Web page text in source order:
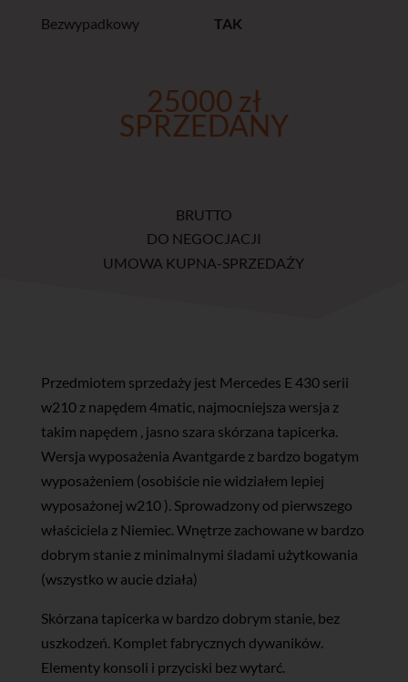
Bezwypadkowy
TAK
25000 zł
SPRZEDANY
BRUTTO
DO NEGOCJACJI
UMOWA KUPNA-SPRZEDAŻY
Przedmiotem sprzedaży jest Mercedes E 430 serii
w210 z napędem 4matic, najmocniejsza wersja z
takim napędem , jasno szara skórzana tapicerka.
Wersja wyposażenia Avantgarde z bardzo bogatym
wyposażeniem (osobiście nie widziałem lepiej
wyposażonej w210 ). Sprowadzony od pierwszego
właściciela z Niemiec. Wnętrze zachowane w bardzo
dobrym stanie z minimalnymi śladami użytkowania
(wszystko w aucie działa)
Skórzana tapicerka w bardzo dobrym stanie, bez
uszkodzeń. Komplet fabrycznych dywaników.
Elementy konsoli i przyciski bez wytarć.